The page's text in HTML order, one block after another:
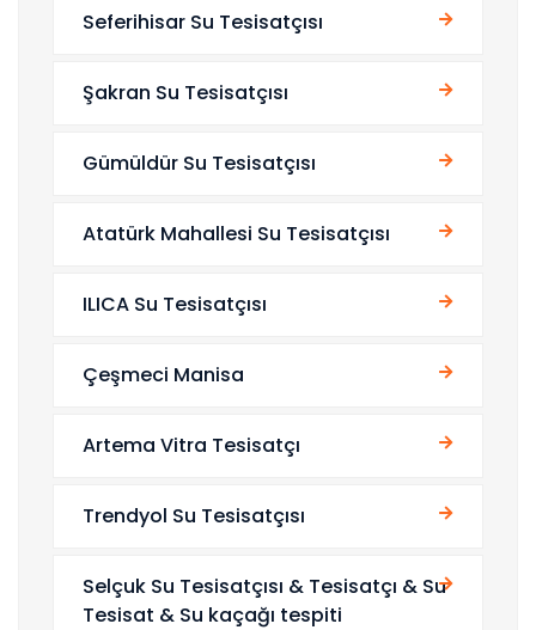
Seferihisar Su Tesisatçısı
Şakran Su Tesisatçısı
Gümüldür Su Tesisatçısı
Atatürk Mahallesi Su Tesisatçısı
ILICA Su Tesisatçısı
Çeşmeci Manisa
Artema Vitra Tesisatçı
Trendyol Su Tesisatçısı
Selçuk Su Tesisatçısı & Tesisatçı & Su
Tesisat & Su kaçağı tespiti